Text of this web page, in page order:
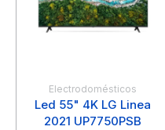
Electrodomésticos
Led 55" 4K LG Linea
2021 UP7750PSB